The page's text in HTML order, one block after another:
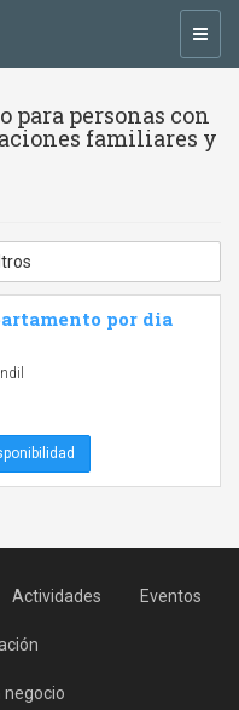
para personas con
familiares y
por dia
Actividades Eventos
negocio